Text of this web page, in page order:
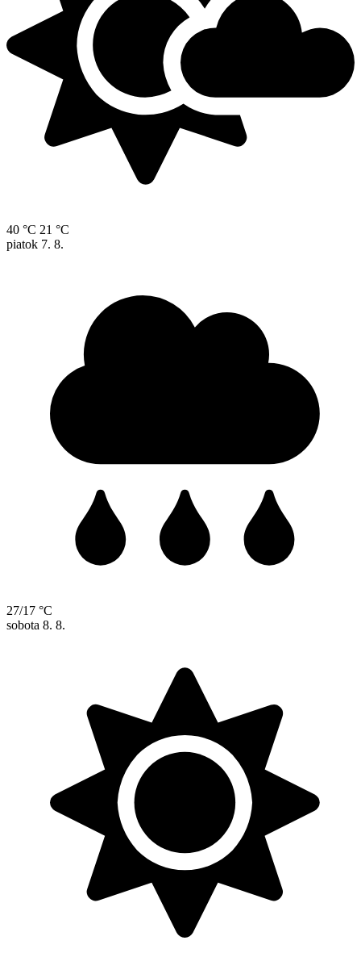
40 °C 21 °C
piatok 7. 8.
27/17 °C
sobota 8. 8.